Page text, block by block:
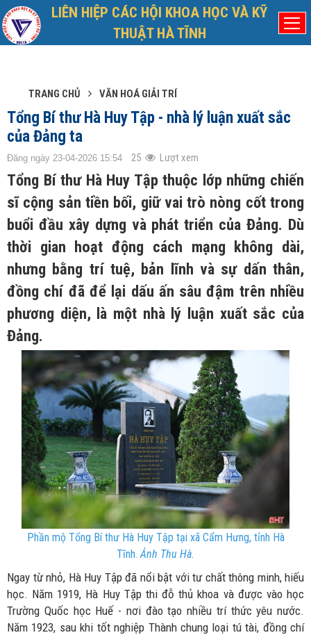
LIÊN HIỆP CÁC HỘI KHOA HỌC VÀ KỸ
THUẬT HÀ TĨNH
Thứ Bảy, 8/8/2026
TRANG CHỦ VĂN HOÁ GIẢI TRÍ
Tổng Bí thư Hà Huy Tập - nhà lý luận xuất sắc
của Đảng ta
Đăng ngày 23-04-2026 15:54 25 Lượt xem
Tổng Bí thư Hà Huy Tập thuộc lớp những chiến
sĩ cộng sản tiền bối, giữ vai trò nòng cốt trong
buổi đầu xây dựng và phát triển của Đảng. Dù
thời gian hoạt động cách mạng không dài,
nhưng bằng trí tuệ, bản lĩnh và sự dấn thân,
đồng chí đã để lại dấu ấn sâu đậm trên nhiều
phương diện, là một nhà lý luận xuất sắc của
Đảng.
Phần mộ Tổng Bí thư Hà Huy Tập tại xã Cẩm Hưng, tỉnh Hà
Tĩnh. Ảnh Thu Hà.
Ngay từ nhỏ, Hà Huy Tập đã nổi bật với tư chất thông minh, hiếu
học. Năm 1919, Hà Huy Tập thi đỗ thủ khoa và được vào học
Trường Quốc học Huế - nơi đào tạo nhiều trí thức yêu nước.
Năm 1923, sau khi tốt nghiệp Thành chung loại tú tài, đồng chí
Đã kết nối EMC